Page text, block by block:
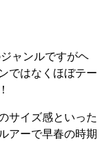
ャンルですがヘ
ではなくほぼテー
サイズ感といった
アーで早春の時期